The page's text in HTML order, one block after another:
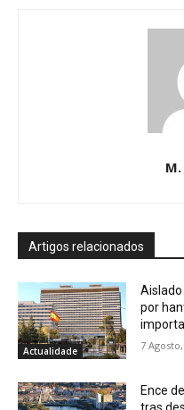
Artigos relacionados
Actualidade
por
7
Ence
tras